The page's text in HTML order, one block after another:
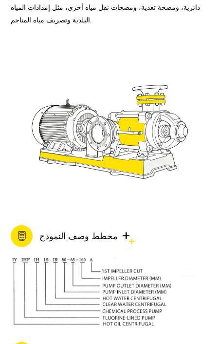
دائرية، ومضخة تغذية، ومضخات نقل مياه أخرى، مثل إمدادات المياه
البلدية وتصريف مياه المناجم.
مخطط وصف النموذج +